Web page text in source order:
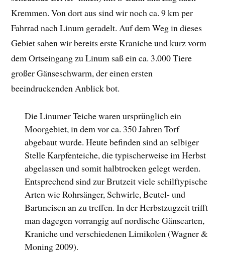
Kremmen. Von dort aus sind wir noch ca. 9 km per
Fahrrad nach Linum geradelt. Auf dem Weg in dieses
Gebiet sahen wir bereits erste Kraniche und kurz vorm
dem Ortseingang zu Linum saß ein ca. 3.000 Tiere
großer Gänseschwarm, der einen ersten
beeindruckenden Anblick bot.
Die Linumer Teiche waren ursprünglich ein
Moorgebiet, in dem vor ca. 350 Jahren Torf
abgebaut wurde. Heute befinden sind an selbiger
Stelle Karpfenteiche, die typischerweise im Herbst
abgelassen und somit halbtrocken gelegt werden.
Entsprechend sind zur Brutzeit viele schilftypische
Arten wie Rohrsänger, Schwirle, Beutel- und
Bartmeisen an zu treffen. In der Herbstzugzeit trifft
man dagegen vorrangig auf nordische Gänsearten,
Kraniche und verschiedenen Limikolen (Wagner &
Moning 2009).